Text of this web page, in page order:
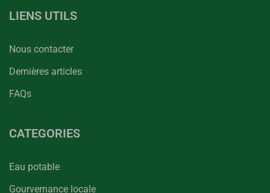
LIENS UTILS
Nous contacter
Dernières articles
FAQs
CATEGORIES
Eau potable
Gourvernance locale